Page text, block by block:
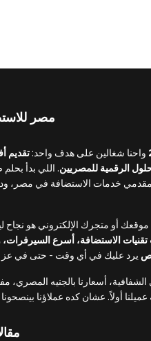
مصر
واحنا شغالين على هدف واحد: تقديم
الرقمية للمصريين. اللي بدأ بحلم
خدمات الاستضافة في مصر،
أو متجرك الإلكتروني هو نجاح
الاستضافة، أسرع
الشفافية، أسعارنا بالجنيه
أولاً. عشان كده عملاؤنا